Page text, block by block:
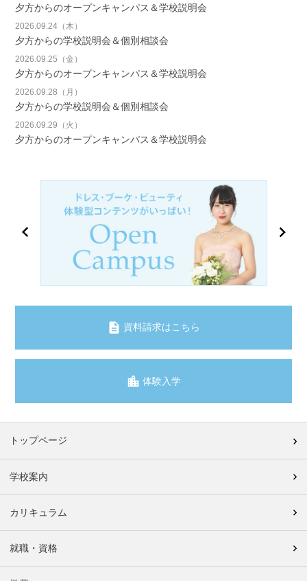
夕方からのオープンキャンパス＆学校説明会
2026.09.24（木）
夕方からの学校説明会＆個別相談会
2026.09.25（金）
夕方からのオープンキャンパス＆学校説明会
2026.09.28（月）
夕方からの学校説明会＆個別相談会
2026.09.29（火）
夕方からのオープンキャンパス＆学校説明会
資料請求はこちら
体験入学
トップページ
学校案内
カリキュラム
就職・資格